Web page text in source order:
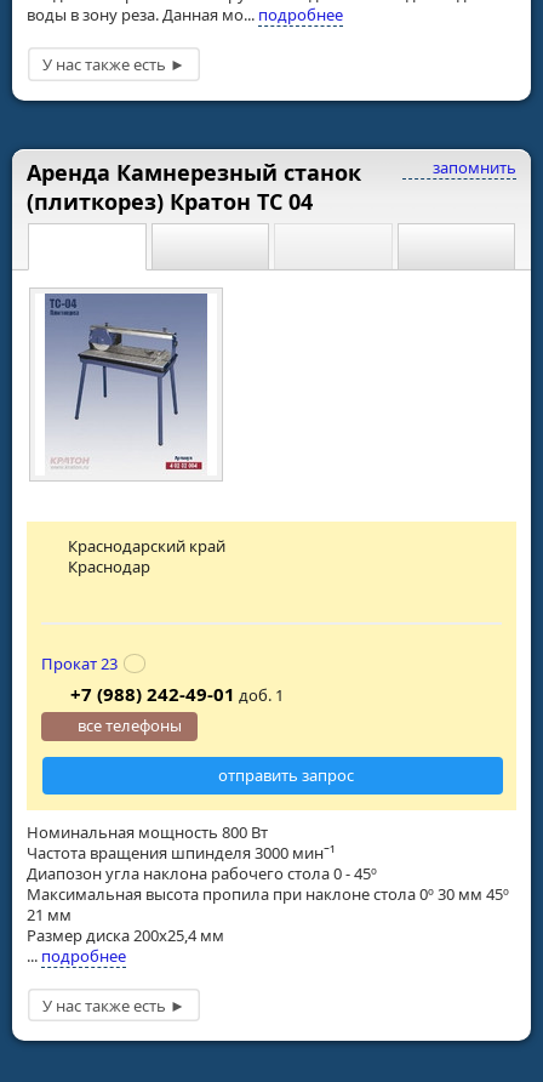
воды в зону реза. Данная мо... подробнее
запомнить
Аренда Камнерезный станок
(плиткорез) Кратон ТС 04
Номинальная мощность 800 Вт
Частота вращения шпинделя 3000 минˉ¹
Диапозон угла наклона рабочего стола 0 - 45º
Максимальная высота пропила при наклоне стола 0º 30 мм 45º
21 мм
Размер диска 200х25,4 мм
... подробнее
Краснодарский край
Краснодар
Прокат 23
+7 (988) 242-49-01 доб. 1
все телефоны
отправить запрос